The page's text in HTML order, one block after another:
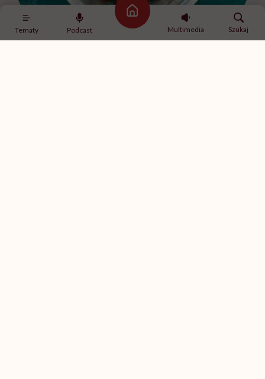
Tematy Podcast
Strona główna
Multimedia
Szukaj